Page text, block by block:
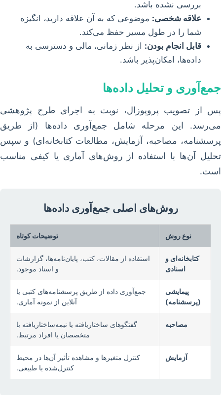
بررسی نشده باشد.
علاقه شخصی: موضوعی که به آن علاقه دارید، انگیزه
شما را در طول مسیر حفظ می‌کند.
قابل انجام بودن: از نظر زمانی، مالی و دسترسی به
داده‌ها، امکان‌پذیر باشد.
جمع‌آوری و تحلیل داده‌ها
پس از تصویب پروپوزال، نوبت به اجرای طرح پژوهشی
می‌رسد. این مرحله شامل جمع‌آوری داده‌ها (از طریق
پرسشنامه، مصاحبه، آزمایش، مطالعات کتابخانه‌ای) و سپس
تحلیل آن‌ها با استفاده از روش‌های آماری یا کیفی مناسب
است.
روش‌های اصلی جمع‌آوری داده‌ها
نوع روش توضیحات کوتاه
کتابخانه‌ای و
اسنادی
استفاده از مقالات، کتب، پایان‌نامه‌ها، گزارشات
و اسناد موجود.
پیمایشی
(پرسشنامه)
جمع‌آوری داده از طریق پرسشنامه‌های کتبی یا
آنلاین از نمونه آماری.
مصاحبه
گفتگوهای ساختاریافته یا نیمه‌ساختاریافته با
متخصصان یا افراد مرتبط.
آزمایش
کنترل متغیرها و مشاهده تأثیر آن‌ها در محیط
کنترل‌شده یا طبیعی.